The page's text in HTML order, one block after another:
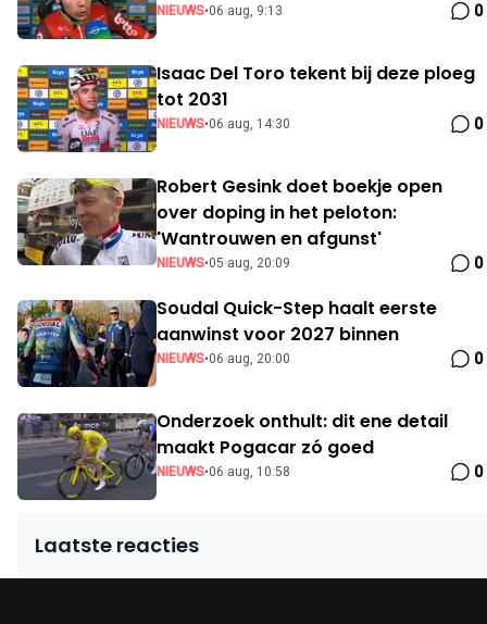
NIEUWS•06 aug, 9:13 0
Isaac Del Toro tekent bij deze ploeg
tot 2031
NIEUWS•06 aug, 14:30 0
Robert Gesink doet boekje open
over doping in het peloton:
'Wantrouwen en afgunst'
NIEUWS•05 aug, 20:09 0
Soudal Quick-Step haalt eerste
aanwinst voor 2027 binnen
NIEUWS•06 aug, 20:00 0
Onderzoek onthult: dit ene detail
maakt Pogacar zó goed
NIEUWS•06 aug, 10:58 0
Laatste reacties